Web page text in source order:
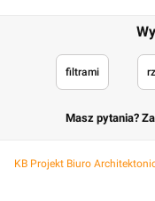
filtrami
Masz pytania?
KB Projekt Biuro